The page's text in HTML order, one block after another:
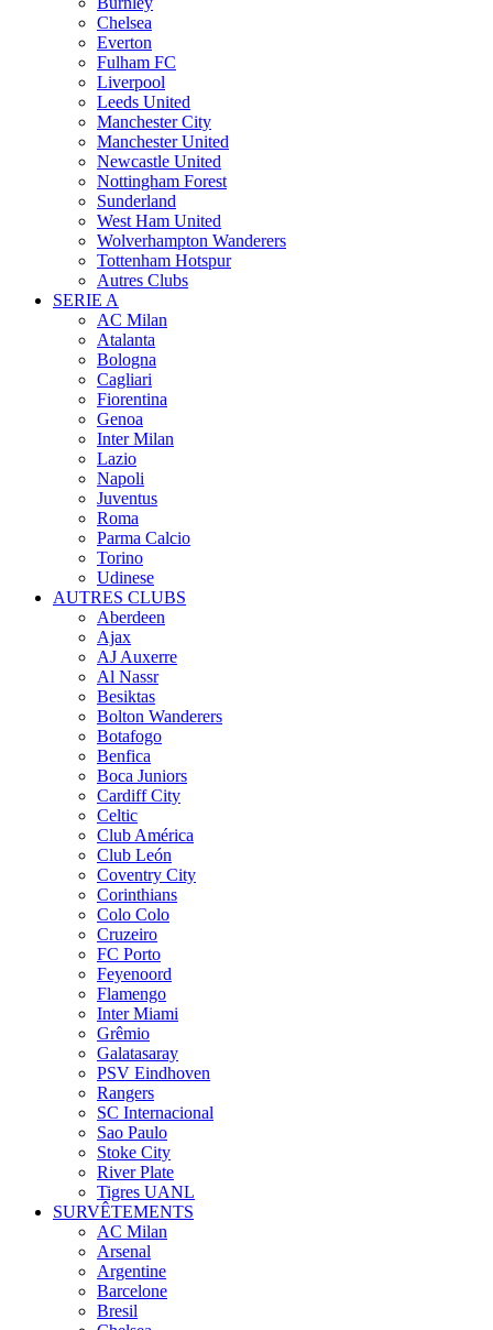
Chelsea
Everton
Fulham FC
Liverpool
Leeds United
Manchester City
Manchester United
Newcastle United
Nottingham Forest
Sunderland
West Ham United
Wolverhampton Wanderers
Tottenham Hotspur
Autres Clubs
SERIE A
AC Milan
Atalanta
Bologna
Cagliari
Fiorentina
Genoa
Inter Milan
Lazio
Napoli
Juventus
Roma
Parma Calcio
Torino
Udinese
AUTRES CLUBS
Aberdeen
Ajax
AJ Auxerre
Al Nassr
Besiktas
Bolton Wanderers
Botafogo
Benfica
Boca Juniors
Cardiff City
Celtic
Club América
Club León
Coventry City
Corinthians
Colo Colo
Cruzeiro
FC Porto
Feyenoord
Flamengo
Inter Miami
Grêmio
Galatasaray
PSV Eindhoven
Rangers
SC Internacional
Sao Paulo
Stoke City
River Plate
Tigres UANL
SURVÊTEMENTS
AC Milan
Arsenal
Argentine
Barcelone
Bresil